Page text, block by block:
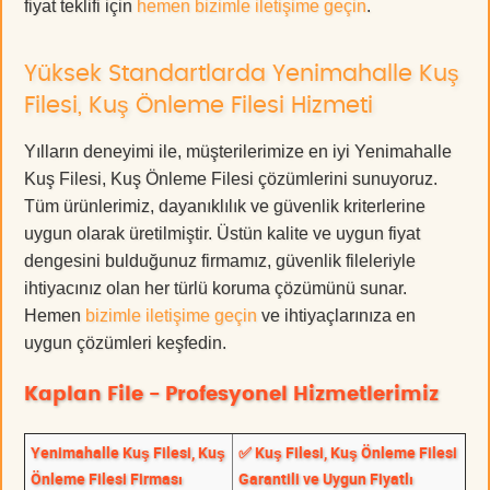
fiyat teklifi için hemen bizimle iletişime geçin.
Yüksek Standartlarda Yenimahalle Kuş
Filesi, Kuş Önleme Filesi Hizmeti
Yılların deneyimi ile, müşterilerimize en iyi Yenimahalle
Kuş Filesi, Kuş Önleme Filesi çözümlerini sunuyoruz.
Tüm ürünlerimiz, dayanıklılık ve güvenlik kriterlerine
uygun olarak üretilmiştir. Üstün kalite ve uygun fiyat
dengesini bulduğunuz firmamız, güvenlik fileleriyle
ihtiyacınız olan her türlü koruma çözümünü sunar.
Hemen bizimle iletişime geçin ve ihtiyaçlarınıza en
uygun çözümleri keşfedin.
Kaplan File - Profesyonel Hizmetlerimiz
Yenimahalle Kuş Filesi, Kuş
Önleme Filesi Firması
✅ Kuş Filesi, Kuş Önleme Filesi
Garantili ve Uygun Fiyatlı